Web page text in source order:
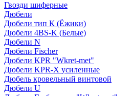
Гвозди шиферные
Дюбели
Дюбели тип К (Ёжики)
Дюбели 4BS-K (Белые)
Дюбели N
Дюбели Fischer
Дюбели KPR "Wkret-met"
Дюбели KPR-Х усиленные
Дюбель кровельный винтовой
Дюбели U